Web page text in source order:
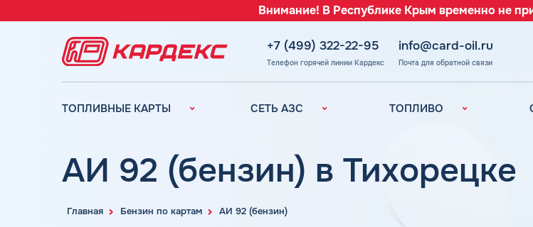
Внимание! В Республике Крым временно не
+7 (499) 322-22-95
Телефон горячей линии Кардекс
info@card-oil.ru
Почта для обратной связи
ТОПЛИВНЫЕ КАРТЫ
Преимущества
Индивидуальный
СЕТЬ АЗС
АЗС Газпромнефть
АЗС Тебойл
ТОПЛИВО
Бензин
Дизельное
Главная Бензин по картам АИ 92 (бензин)
АИ 92 (бензин) в Тихорецке